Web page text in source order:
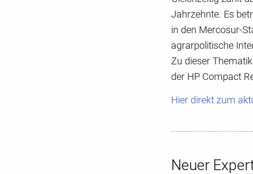
Jahrzehnte. Es
in den Mercosur-
agrarpolitische
Zu dieser
der HP Compact
Hier direkt zum
Neuer